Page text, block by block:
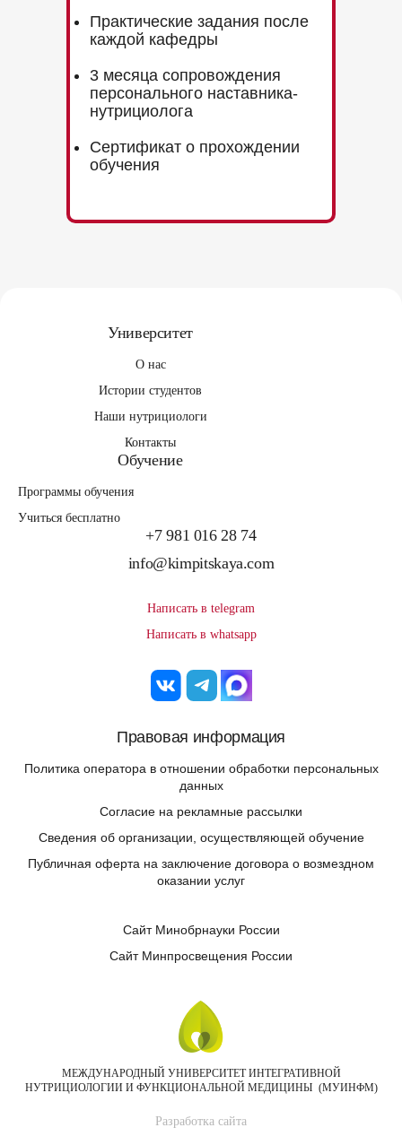
Практические задания после
каждой кафедры
3 месяца сопровождения
персонального наставника-
нутрициолога
Сертификат о прохождении
обучения
Правовая информация
Политика оператора в отношении обработки персональных
данных
Согласие на рекламные рассылки
Сведения об организации, осуществляющей обучение
Публичная оферта на заключение договора о возмездном
оказании услуг
Сайт Минобрнауки России
Сайт Минпросвещения России
+7 981 016 28 74
info@kimpitskaya.com
Написать в telegram
Написать в whatsapp
Университет
О нас
Истории студентов
Наши нутрициологи
Контакты
Обучение
Программы обучения
Учиться бесплатно
МЕЖДУНАРОДНЫЙ УНИВЕРСИТЕТ ИНТЕГРАТИВНОЙ
НУТРИЦИОЛОГИИ И ФУНКЦИОНАЛЬНОЙ МЕДИЦИНЫ (МУИНФМ)
Разработка сайта